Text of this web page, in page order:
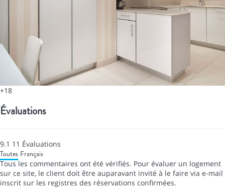
+18
Évaluations
9.1 11 Évaluations
Toutes Français
Tous les commentaires ont été vérifiés. Pour évaluer un logement
sur ce site, le client doit être auparavant invité à le faire via e-mail
inscrit sur les registres des réservations confirmées.